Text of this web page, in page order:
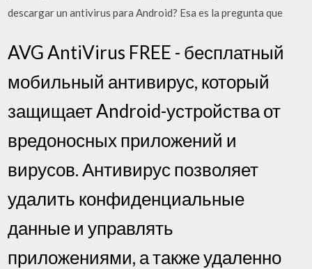
descargar un antivirus para Android? Esa es la pregunta que
AVG AntiVirus FREE - бесплатный
мобильный антивирус, который
защищает Android-устройства от
вредоносных приложений и
вирусов. Антивирус позволяет
удалить конфиденциальные
данные и управлять
приложениями, а также удаленно